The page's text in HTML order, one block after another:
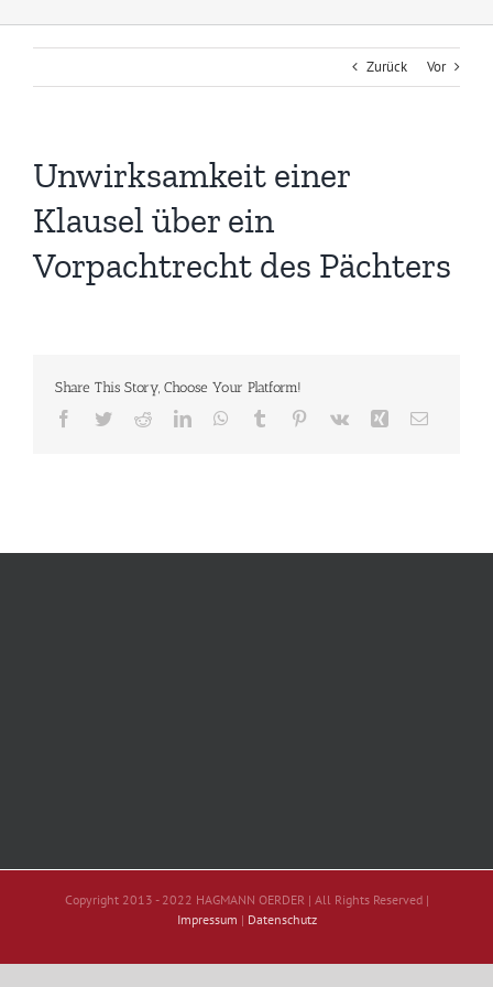
Zurück Vor
Unwirksamkeit einer
Klausel über ein
Vorpachtrecht des Pächters
Share This Story, Choose Your Platform!
Facebook
TwitterRedditLinkedInWhatsApp
Tumblr Pinterest
Vk Xing E-
Copyright 2013 - 2022 HAGMANN OERDER | All Rights Reserved |
Impressum | Datenschutz